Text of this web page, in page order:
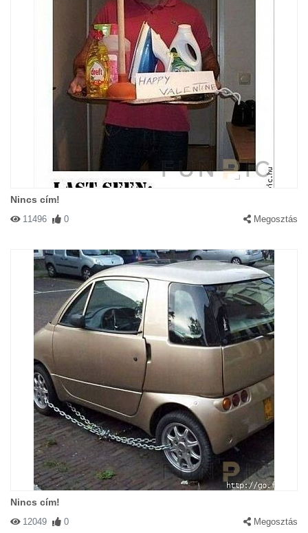
Nincs cím!
11496 0 Megosztás
Nincs cím!
12049 0 Megosztás